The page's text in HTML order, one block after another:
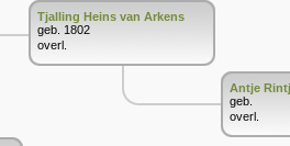
Tjalling Heins van Arkens
geb. 1802
overl.
Antje
geb.
overl.